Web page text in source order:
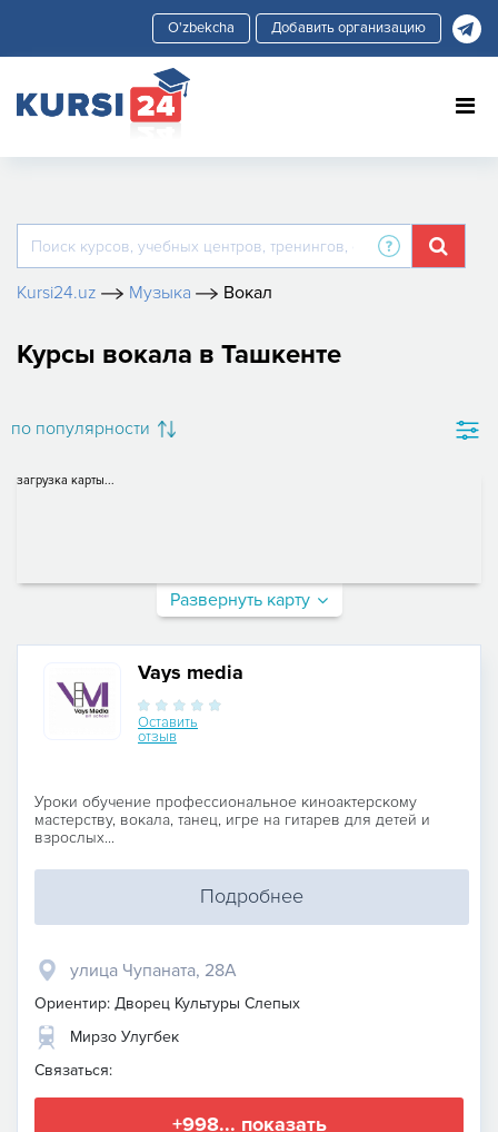
Добавить организацию
Kursi24.uz Музыка Вокал
Курсы вокала в Ташкенте
по популярности
загрузка карты...
Развернуть карту
Vays media
Оставить
отзыв
Уроки обучение профессиональное киноактерскому
мастерству, вокала, танец, игре на гитарев для детей и
взрослых...
Подробнее
улица Чупаната, 28А
Ориентир: Дворец Культуры Слепых
Мирзо Улугбек
Связаться:
+998... показать